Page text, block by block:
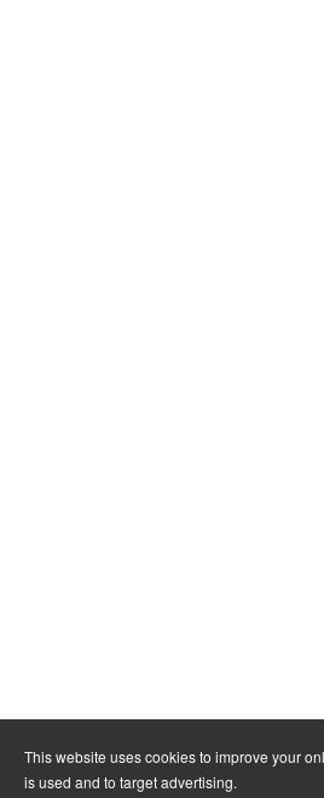
This website uses cookies to improve your
is used and to target advertising.